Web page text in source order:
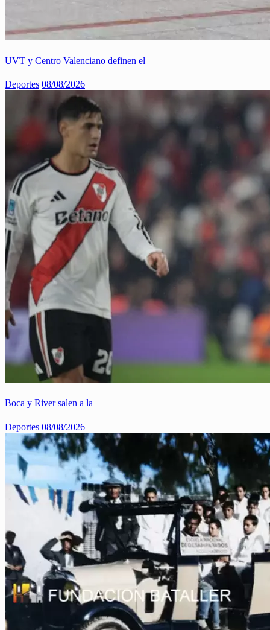
UVT y Centro Valenciano definen el
Deportes 08/08/2026
Boca y River salen a la
Deportes 08/08/2026